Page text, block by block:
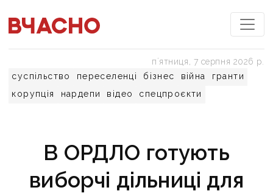
суспільство переселенці бізнес війна
гранти
корупція
нардепи відео спецпроєкти
пʼятниця, 7 серпня 2026 р.
В ОРДЛО готують
виборчі дільниці для